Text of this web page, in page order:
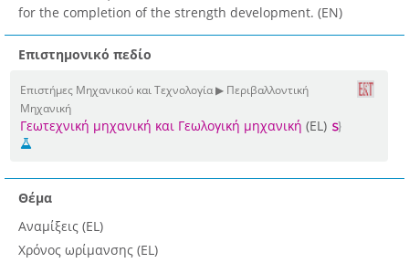
for the completion of the strength development. (EN)
Επιστημονικό πεδίο
Επιστήμες Μηχανικού και Τεχνολογία ▶ Περιβαλλοντική
Μηχανική
Γεωτεχνική μηχανική και Γεωλογική μηχανική (EL)
Θέμα
Αναμίξεις (EL)
Χρόνος ωρίμανσης (EL)